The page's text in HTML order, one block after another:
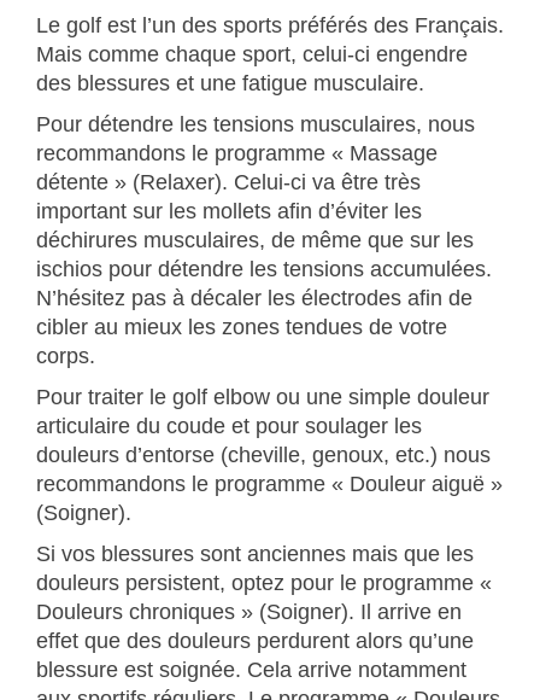
Le golf est l’un des sports préférés des Français.
Mais comme chaque sport, celui-ci engendre
des blessures et une fatigue musculaire.
Pour détendre les tensions musculaires, nous
recommandons le programme « Massage
détente » (Relaxer). Celui-ci va être très
important sur les mollets afin d’éviter les
déchirures musculaires, de même que sur les
ischios pour détendre les tensions accumulées.
N’hésitez pas à décaler les électrodes afin de
cibler au mieux les zones tendues de votre
corps.
Pour traiter le golf elbow ou une simple douleur
articulaire du coude et pour soulager les
douleurs d’entorse (cheville, genoux, etc.) nous
recommandons le programme « Douleur aiguë »
(Soigner).
Si vos blessures sont anciennes mais que les
douleurs persistent, optez pour le programme «
Douleurs chroniques » (Soigner). Il arrive en
effet que des douleurs perdurent alors qu’une
blessure est soignée. Cela arrive notamment